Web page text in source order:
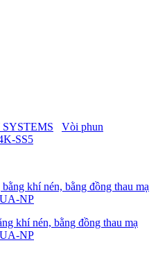
Vòi phun
SS5
khí nén, bằng đồng thau mạ
NP